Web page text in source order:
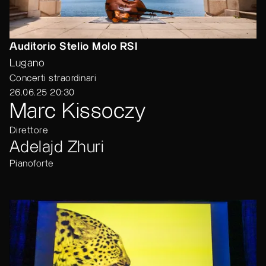
Auditorio Stelio Molo RSI
Lugano
Concerti straordinari
26.06.25 20:30
Marc Kissoczy
Direttore
Adelajd Zhuri
Pianoforte